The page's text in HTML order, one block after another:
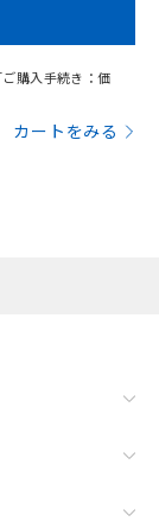
購入手続き：価
カートをみる